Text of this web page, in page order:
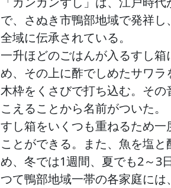
で、さぬき市鴨部地域で発祥
全域に伝承されている。
一升ほどのごはんが入るすし箱
め、その上に酢でしめたサワラ
木枠をくさびで打ち込む。その
こえることから名前がついた。
すし箱をいくつも重ねるため一
ことができる。また、魚を塩と
め、冬では1週間、夏でも2～3
つて鴨部地域一帯の各家庭には